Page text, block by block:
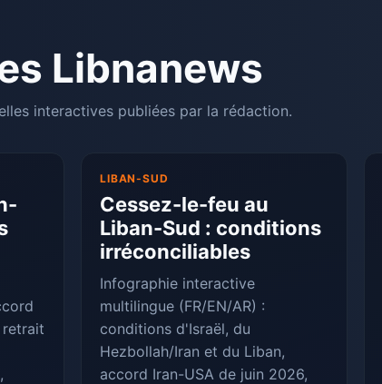
Libnanews
interactives publiées par la rédaction.
retrait
LIBAN-SUD
Cessez-le-feu au
Liban-Sud : conditions
irréconciliables
Infographie interactive
multilingue (FR/EN/AR) :
conditions d'Israël, du
Hezbollah/Iran et du Liban,
accord Iran-USA de juin 2026,